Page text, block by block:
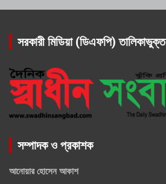
সরকারী মিডিয়া (ডিএফপি) তালিকাভুক্ত
সম্পাদক ও প্রকাশক
আনোয়ার হোসেন আকাশ